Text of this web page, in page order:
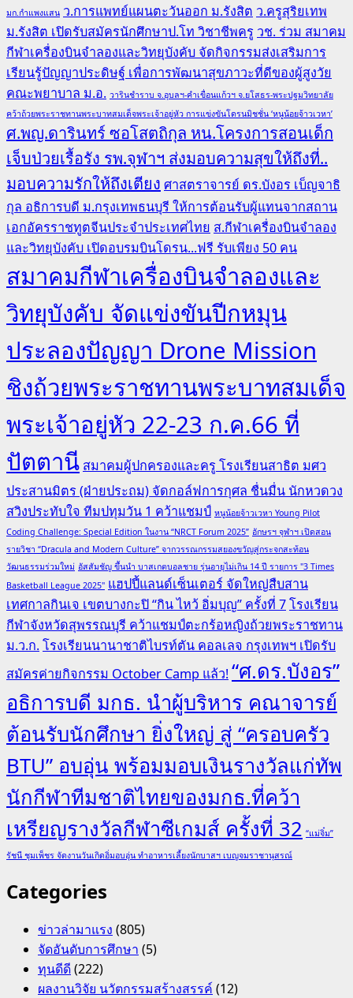
มก.กำแพงแสน ว.การแพทย์แผนตะวันออก ม.รังสิต ว.ครูสุริยเทพ
ม.รังสิต เปิดรับสมัครนักศึกษาป.โท วิชาชีพครู วช. ร่วม สมาคม
กีฬาเครื่องบินจำลองและวิทยุบังคับ จัดกิจกรรมส่งเสริมการ
เรียนรู้ปัญญาประดิษฐ์ เพื่อการพัฒนาสุขภาวะที่ดีของผู้สูงวัย
คณะพยาบาล ม.อ. วารินชำราบ จ.อุบลฯ-คำเขื่อนแก้วฯ จ.ยโสธร-พระปฐมวิทยาลัย
คว้าถ้วยพระราชทานพระบาทสมเด็จพระเจ้าอยู่หัว การแข่งขันโดรนมิชชั่น ‘หนูน้อยจ้าวเวหา’
ศ.พญ.ดารินทร์ ซอโสตถิกุล หน.โครงการสอนเด็ก
เจ็บป่วยเรื้อรัง รพ.จุฬาฯ ส่งมอบความสุขให้ถึงที่..
มอบความรักให้ถึงเตียง ศาสตราจารย์ ดร.บังอร เบ็ญจาธิ
กุล อธิการบดี ม.กรุงเทพธนบุรี ให้การต้อนรับผู้แทนจากสถาน
เอกอัครราชทูตจีนประจำประเทศไทย ส.กีฬาเครื่องบินจำลอง
และวิทยุบังคับ เปิดอบรมบินโดรน...ฟรี รับเพียง 50 คน
สมาคมกีฬาเครื่องบินจำลองและ
วิทยุบังคับ จัดแข่งขันปีกหมุน
ประลองปัญญา Drone Mission
ชิงถ้วยพระราชทานพระบาทสมเด็จ
พระเจ้าอยู่หัว 22-23 ก.ค.66 ที่
ปัตตานี สมาคมผู้ปกครองและครู โรงเรียนสาธิต มศว
ประสานมิตร (ฝ่ายประถม) จัดกอล์ฟการกุศล ชื่นมื่น นักหวดวง
สวิงประทับใจ ทีมปทุมวัน 1 คว้าแชมป์ หนูน้อยจ้าวเวหา Young Pilot
Coding Challenge: Special Edition ในงาน “NRCT Forum 2025” อักษรฯ จุฬาฯ เปิดสอน
รายวิชา “Dracula and Modern Culture” จากวรรณกรรมสยองขวัญสู่กระจกสะท้อน
วัฒนธรรมร่วมใหม่ อัสสัมชัญ ขึ้นนำ บาสเกตบอลชาย รุ่นอายุไม่เกิน 14 ปี รายการ "3 Times
Basketball League 2025" แฮปปี้แลนด์เซ็นเตอร์ จัดใหญ่สืบสาน
เทศกาลกินเจ เขตบางกะปิ “กิน ไหว้ อิ่มบุญ” ครั้งที่ 7โรงเรียน
กีฬาจังหวัดสุพรรณบุรี คว้าแชมป์ตะกร้อหญิงถ้วยพระราชทาน
ม.ว.ก.โรงเรียนนานาชาติไบรท์ตัน คอลเลจ กรุงเทพฯ เปิดรับ
สมัครค่ายกิจกรรม October Camp แล้ว!“ศ.ดร.บังอร”
อธิการบดี มกธ. นำผู้บริหาร คณาจารย์
ต้อนรับนักศึกษา ยิ่งใหญ่ สู่ “ครอบครัว
BTU” อบอุ่น พร้อมมอบเงินรางวัลแก่ทัพ
นักกีฬาทีมชาติไทยของมกธ.ที่คว้า
เหรียญรางวัลกีฬาซีเกมส์ ครั้งที่ 32 “แม่จิ๋ม”
รัชนี ชุมเพ็ชร จัดงานวันเกิดอิ่มอบอุ่น ทำอาหารเลี้ยงนักบาสฯ เบญจมราชานุสรณ์
Categories
ข่าวล่ามาแรง (805)
จัดอันดับการศึกษา (5)
ทุนดีดี(222)
ผลงานวิจัย นวัตกรรมสร้างสรรค์(12)